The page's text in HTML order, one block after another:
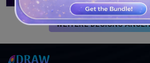
WEITERE DESIGNS